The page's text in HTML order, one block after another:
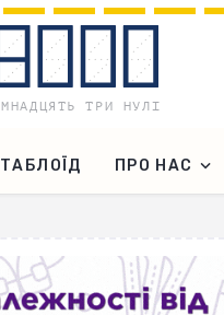
ТАБЛОЇД ПРО НАС